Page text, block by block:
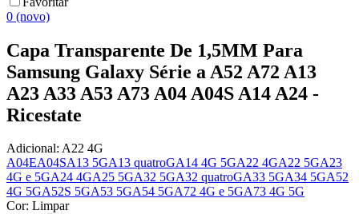
0 (novo)
Capa Transparente De 1,5MM Para
Samsung Galaxy Série a A52 A72 A13
A23 A33 A53 A73 A04 A04S A14 A24 -
Ricestate
Adicional: A22 4G
A04EA04SA13 5GA13 quatroGA14 4G 5GA22 4GA22 5GA23
4G e 5GA24 4GA25 5GA32 5GA32 quatroGA33 5GA34 5GA52
4G 5GA52S 5GA53 5GA54 5GA72 4G e 5GA73 4G 5G
Cor: Limpar